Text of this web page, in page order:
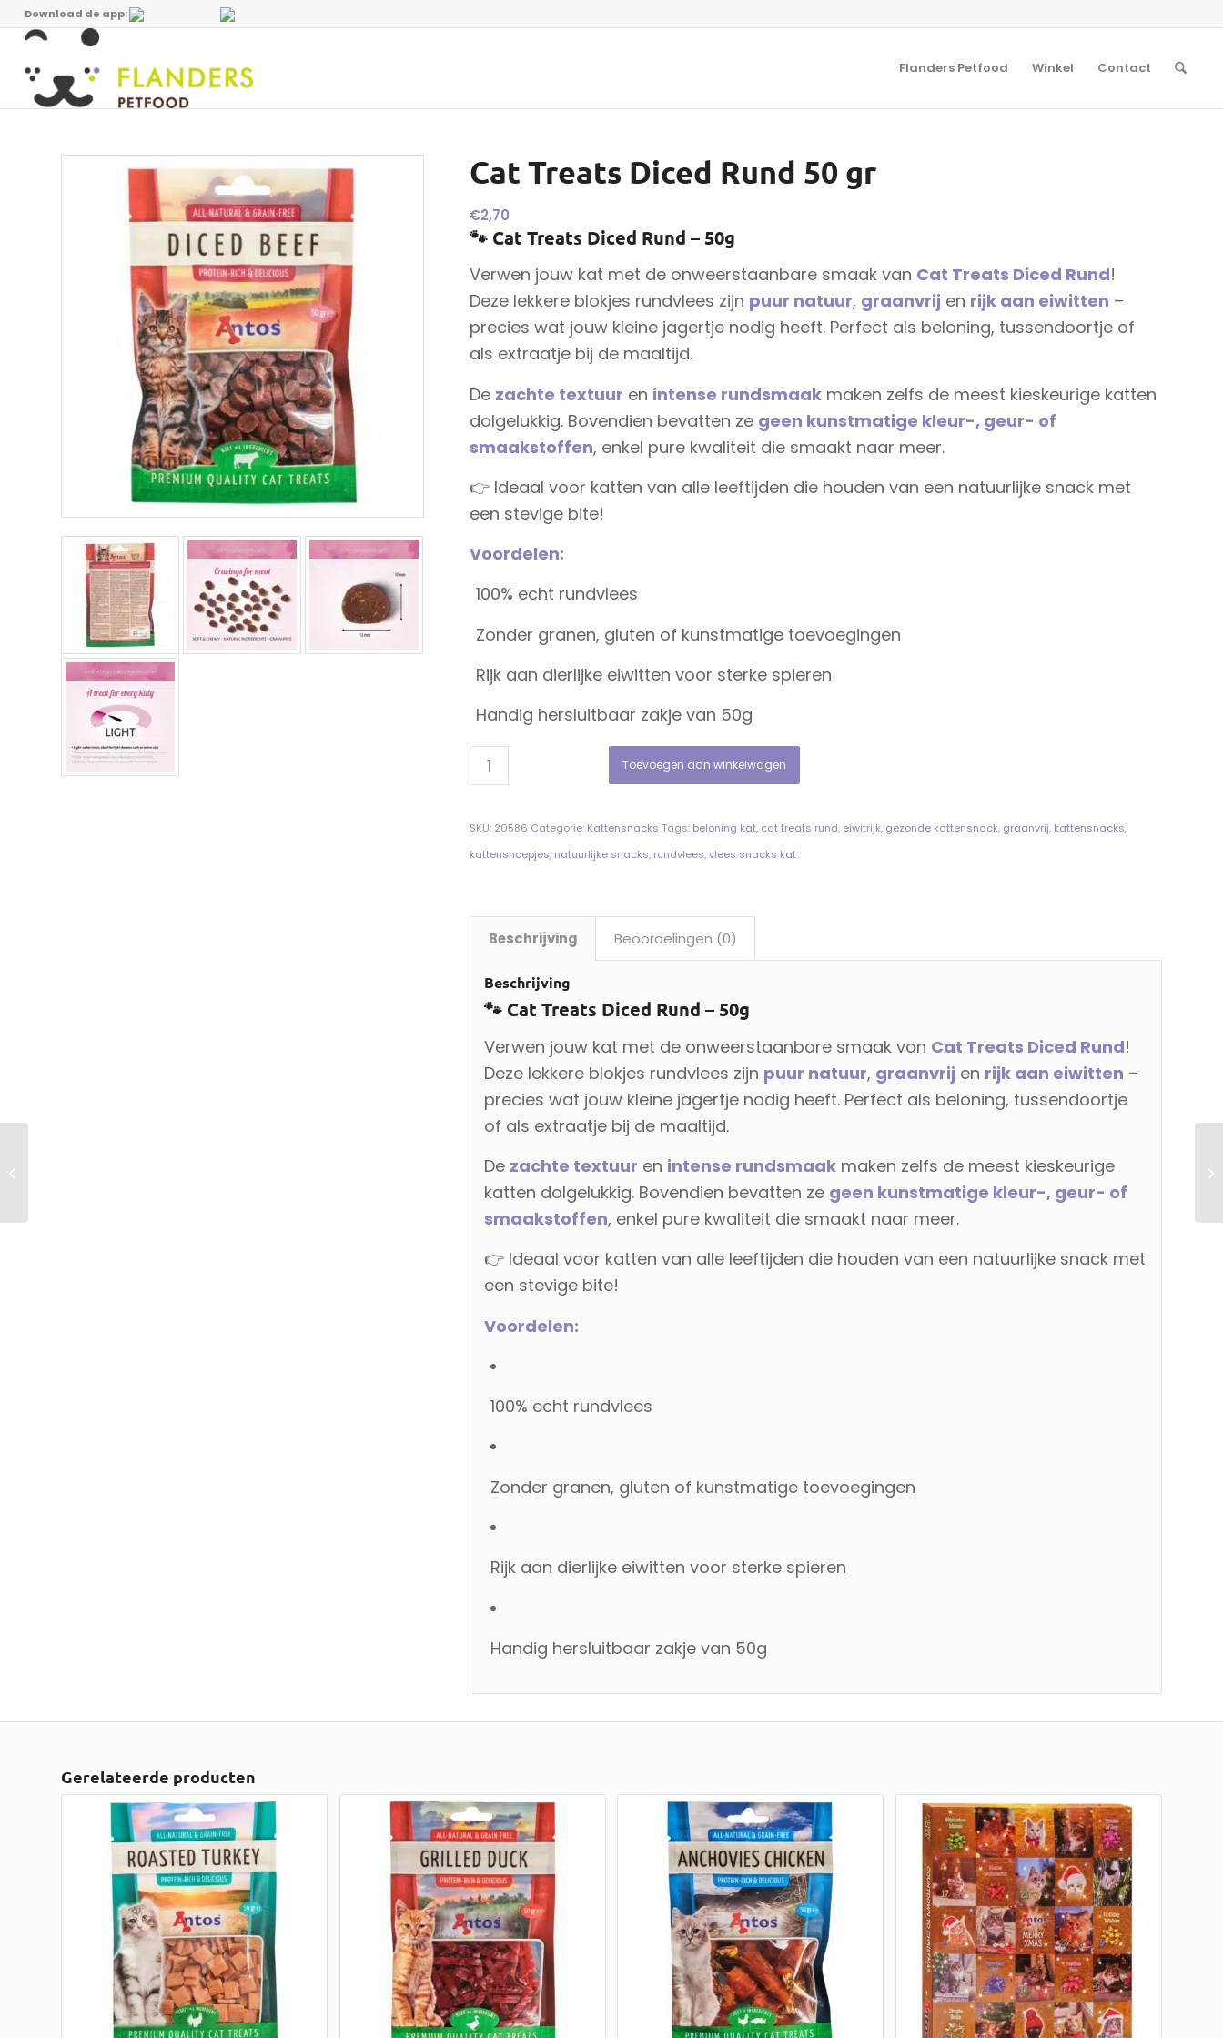
Download de app:
Flanders Petfood Winkel Contact
Cat Treats Diced Rund 50 gr
€2,70
🐾 Cat Treats Diced Rund – 50g
Verwen jouw kat met de onweerstaanbare smaak van Cat Treats Diced Rund!
Deze lekkere blokjes rundvlees zijn puur natuur, graanvrij en rijk aan eiwitten –
precies wat jouw kleine jagertje nodig heeft. Perfect als beloning, tussendoortje of
als extraatje bij de maaltijd.
De zachte textuur en intense rundsmaak maken zelfs de meest kieskeurige katten
dolgelukkig. Bovendien bevatten ze geen kunstmatige kleur-, geur- of
smaakstoffen, enkel pure kwaliteit die smaakt naar meer.
👉 Ideaal voor katten van alle leeftijden die houden van een natuurlijke snack met
een stevige bite!
Voordelen:
100% echt rundvlees
Zonder granen, gluten of kunstmatige toevoegingen
Rijk aan dierlijke eiwitten voor sterke spieren
Handig hersluitbaar zakje van 50g
Toevoegen aan winkelwagen
SKU: 20586 Categorie: Kattensnacks Tags: beloning kat, cat treats rund, eiwitrijk, gezonde kattensnack, graanvrij, kattensnacks,
kattensnoepjes, natuurlijke snacks, rundvlees,vlees snacks kat
Beschrijving Beoordelingen (0)
Beschrijving
🐾 Cat Treats Diced Rund – 50g
Verwen jouw kat met de onweerstaanbare smaak van Cat Treats Diced Rund!
Deze lekkere blokjes rundvlees zijn puur natuur, graanvrij en rijk aan eiwitten –
precies wat jouw kleine jagertje nodig heeft. Perfect als beloning, tussendoortje
of als extraatje bij de maaltijd.
De zachte textuur en intense rundsmaak maken zelfs de meest kieskeurige
katten dolgelukkig. Bovendien bevatten ze geen kunstmatige kleur-, geur- of
smaakstoffen, enkel pure kwaliteit die smaakt naar meer.
👉 Ideaal voor katten van alle leeftijden die houden van een natuurlijke snack met
een stevige bite!
Voordelen:
100% echt rundvlees
Zonder granen, gluten of kunstmatige toevoegingen
Rijk aan dierlijke eiwitten voor sterke spieren
Handig hersluitbaar zakje van 50g
Gerelateerde producten